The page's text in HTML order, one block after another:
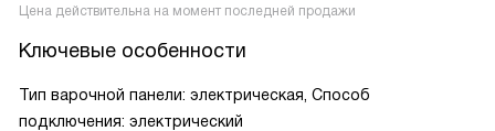
Цена действительна на момент последней продажи
Ключевые особенности
Тип варочной панели: электрическая, Способ
подключения: электрический